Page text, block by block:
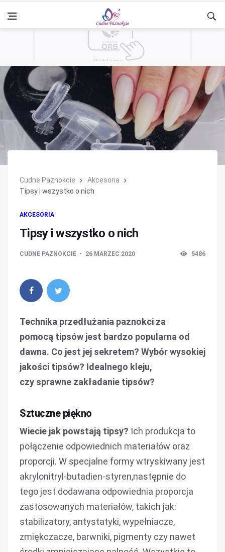
Cudne Paznokcie
Akcesoria
Tipsy i wszystko o nich
AKCESORIA
Tipsy i wszystko o nich
CUDNE PAZNOKCIE 26 MARZEC 2020 5486
Technika przedłużania paznokci za
pomocą tipsów jest bardzo popularna od
dawna. Co jest jej sekretem? Wybór wysokiej
jakości tipsów? Idealnego kleju,
czy sprawne zakładanie tipsów?
Sztuczne piękno
Wiecie jak powstają tipsy? Ich produkcja to
połączenie odpowiednich materiałów oraz
proporcji. W specjalne formy wtryskiwany jest
akrylonitryl-butadien-styren,następnie do
tego jest dodawana odpowiednia proporcja
zastosowanych materiałów, takich jak:
stabilizatory, antystatyki, wypełniacze,
zmiękczacze, barwniki, pigmenty czy nawet